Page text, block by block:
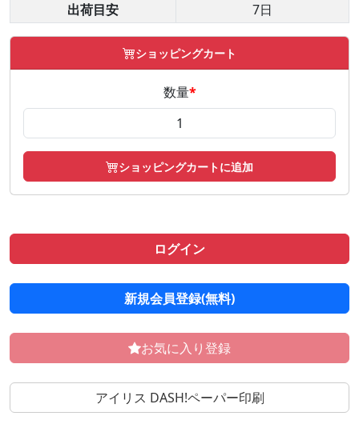
出荷目安
7日
ショッピングカート
数量*
ショッピングカートに追加
ログイン
新規会員登録(無料)
お気に入り登録
アイリス DASH!ペーパー印刷